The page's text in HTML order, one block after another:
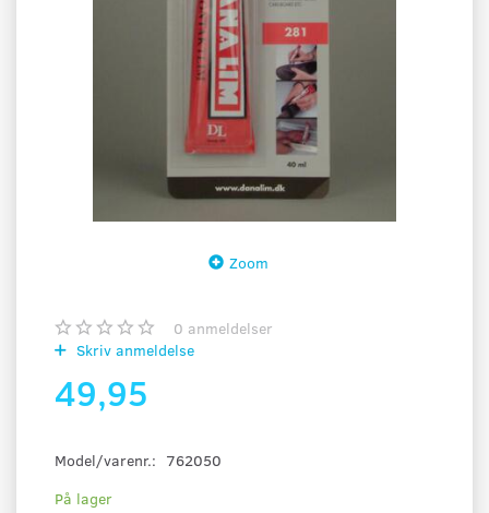
Zoom
0 anmeldelser
Skriv anmeldelse
49,95
Model/varenr.: 762050
På lager